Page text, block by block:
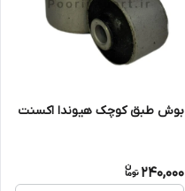
بوش طبق کوچک هیوندا اکسنت
240,000